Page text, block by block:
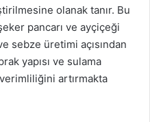
olanak tanır. Bu
pancarı ve ayçiçeği
sebze üretimi açısından
yapısı ve sulama
artırmakta